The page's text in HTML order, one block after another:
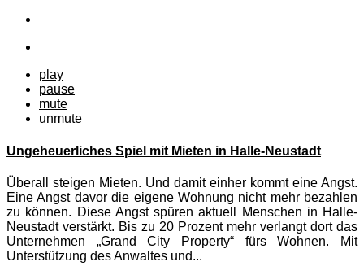
play
pause
mute
unmute
Ungeheuerliches Spiel mit Mieten in Halle-Neustadt
Überall steigen Mieten. Und damit einher kommt eine Angst.
Eine Angst davor die eigene Wohnung nicht mehr bezahlen
zu können. Diese Angst spüren aktuell Menschen in Halle-
Neustadt verstärkt. Bis zu 20 Prozent mehr verlangt dort das
Unternehmen „Grand City Property“ fürs Wohnen. Mit
Unterstützung des Anwaltes und...